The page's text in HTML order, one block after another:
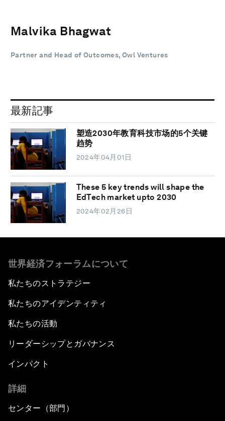
Malvika Bhagwat
Partner and Head of Outcomes, Owl Ventures
最新記事
塑造2030年教育科技市场的5个关键
趋势
2024年04月01日
These 5 key trends will shape the
EdTech market upto 2030
2024年02月26日
世界経済フォーラムについて
私たちのストラテジー
私たちのアイデンティティ
私たちの活動
リーダーシップとガバナンス
インパクト
詳細
センター（部門）